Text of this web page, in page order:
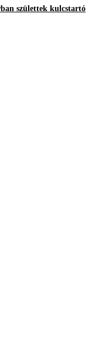
születtek kulcstartó